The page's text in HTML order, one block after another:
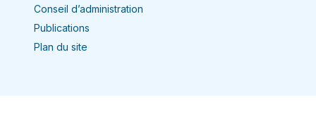
Conseil d’administration
Publications
Plan du site